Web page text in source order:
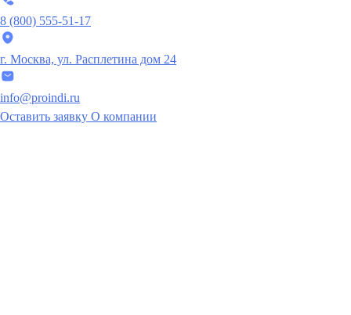
8 (800) 555-51-17
г. Москва, ул. Расплетина дом 24
info@proindi.ru
Оставить заявку О компании